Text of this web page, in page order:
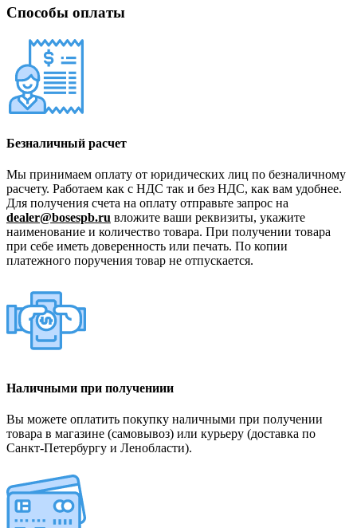
Способы оплаты
Безналичный расчет
Мы принимаем оплату от юридических лиц по безналичному
расчету. Работаем как с НДС так и без НДС, как вам удобнее.
Для получения счета на оплату отправьте запрос на
dealer@bosespb.ru вложите ваши реквизиты, укажите
наименование и количество товара. При получении товара
при себе иметь доверенность или печать. По копии
платежного поручения товар не отпускается.
Наличными при получениии
Вы можете оплатить покупку наличными при получении
товара в магазине (самовывоз) или курьеру (доставка по
Санкт-Петербургу и Ленобласти).